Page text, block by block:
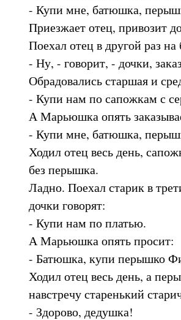
- Купи мне, батюшка,
Приезжает отец, привозит
Поехал отец в другой раз на
- Ну, - говорит, - дочки,
Обрадовались старшая и
- Купи нам по сапожкам с
А Марьюшка опять
- Купи мне, батюшка,
Ходил отец весь день,
без перышка.
Ладно. Поехал старик в
дочки говорят:
- Купи нам по платью.
А Марьюшка опять просит:
- Батюшка, купи перышко
Ходил отец весь день, а
навстречу старенький
- Здорово, дедушка!